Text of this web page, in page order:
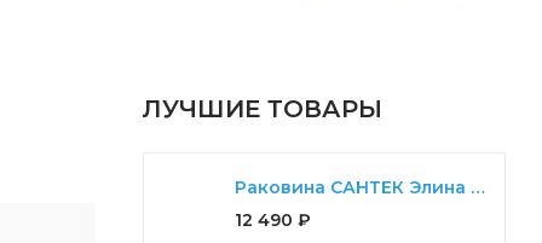
ЛУЧШИЕ ТОВАРЫ
Раковина САНТЕК Элина 100
12 490 ₽